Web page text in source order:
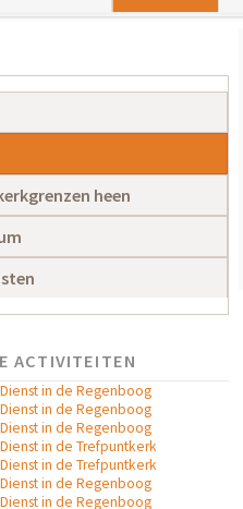
heen
ACTIVITEITEN
in de Regenboog
in de Regenboog
in de Regenboog
in de Trefpuntkerk
in de Trefpuntkerk
in de Regenboog
in de Regenboog